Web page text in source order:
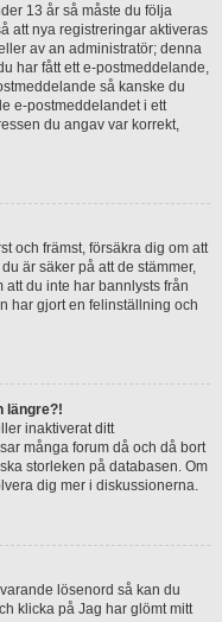
13 år så måste du följa
att nya registreringar aktiveras
av an administratör; denna
har fått ett e-postmeddelande,
så kanske du
e-postmeddelandet i ett
du angav var korrekt,
och främst, försäkra dig om att
är säker på att de stämmer,
att du inte har bannlysts från
har gjort en felinställning och
längre?!
inaktiverat ditt
många forum då och då bort
storleken på databasen. Om
dig mer i diskussionerna.
lösenord så kan du
klicka på Jag har glömt mitt